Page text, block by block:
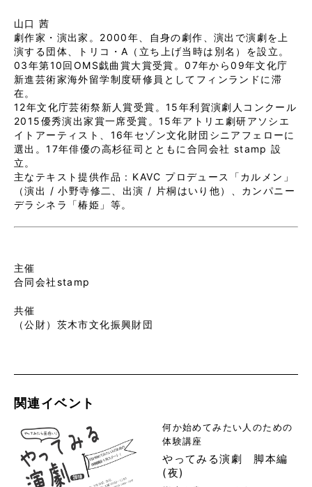
山口 茜
劇作家・演出家。2000年、自身の劇作、演出で演劇を上
演する団体、トリコ・A（立ち上げ当時は別名）を設立。
03年第10回OMS戯曲賞大賞受賞。07年から09年文化庁
新進芸術家海外留学制度研修員としてフィンランドに滞
在。
12年文化庁芸術祭新人賞受賞。15年利賀演劇人コンクール
2015優秀演出家賞一席受賞。15年アトリエ劇研アソシエ
イトアーティスト、16年セゾン文化財団シニアフェローに
選出。17年俳優の高杉征司とともに合同会社 stamp 設
立。
主なテキスト提供作品 : KAVC プロデュース「カルメン」
（演出 / 小野寺修二、出演 / 片桐はいり他）、カンパニー
デラシネラ「椿姫」等。
主催
合同会社stamp
共催
（公財）茨木市文化振興財団
関連イベント
何か始めてみたい人のための
体験講座
やってみる演劇 脚本編
(夜)